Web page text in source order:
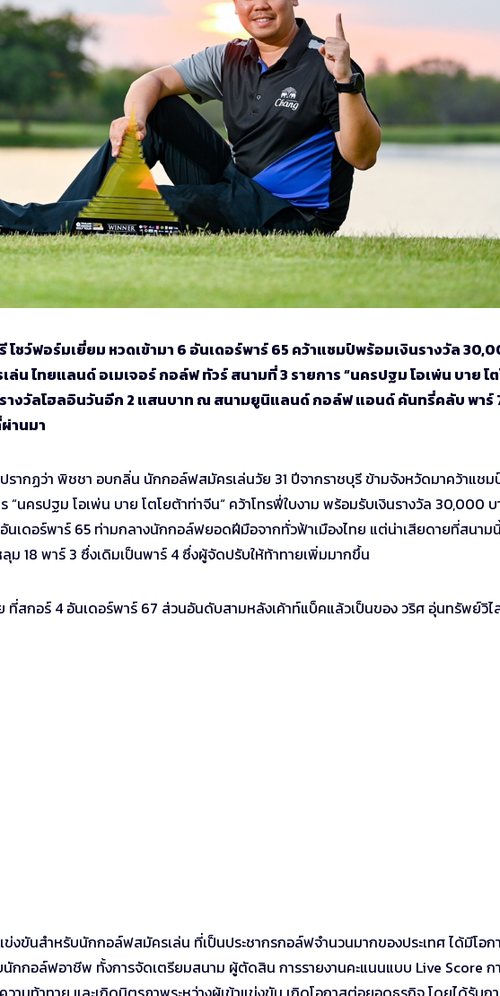
โชว์ฟอร์มเยี่ยม หวดเข้ามา 6 อันเดอร์พาร์ 65 คว้าแชมป์พร้อมเงินรางวัล
ไทยแลนด์ อเมเจอร์ กอล์ฟ ทัวร์ สนามที่ 3 รายการ “นครปฐม โอเพ่น บาย โ
รางวัลโฮลอินวันอีก 2 แสนบาท ณ สนามยูนิแลนด์ กอล์ฟ แอนด์ คันทรี่คลับ พาร์
านมา
ากฏว่า พิชชา อบกลิ่น นักกอล์ฟสมัครเล่นวัย 31 ปีจากราชบุรี ข้ามจังหวัดมาคว้าแชม
นครปฐม โอเพ่น บาย โตโยต้าท่าจีน“ คว้าโทรฟี่ใบงาม พร้อมรับเงินรางวัล 30,000
อันเดอร์พาร์ 65 ท่ามกลางนักกอล์ฟยอดฝีมือจากทั่วฟ้าเมืองไทย แต่น่าเสียดายที่สนาม
18 พาร์ 3 ซึ่งเดิมเป็นพาร์ 4 ซึ่งผู้จัดปรับให้ท้าทายเพิ่มมากขึ้น
สกอร์ 4 อันเดอร์พาร์ 67 ส่วนอันดับสามหลังเค้าท์แบ็คแล้วเป็นของ วริศ อุ่นทรัพย์วิไ
งขันสำหรับนักกอล์ฟสมัครเล่น ที่เป็นประชากรกอล์ฟจำนวนมากของประเทศ ได้มีโอก
กอล์ฟอาชีพ ทั้งการจัดเตรียมสนาม ผู้ตัดสิน การรายงานคะแนนแบบ Live Score ก